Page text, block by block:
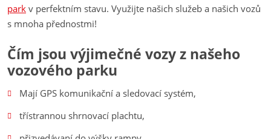
park v perfektním stavu. Využijte našich služeb a našich vozů
s mnoha přednostmi!
Čím jsou výjimečné vozy z našeho
vozového parku
Mají GPS komunikační a sledovací systém,
třístrannou shrnovací plachtu,